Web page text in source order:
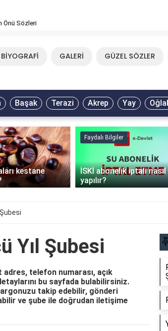
Önü Sözleri
BİYOGRAFİ GALERİ GÜZEL SÖZLER
Başak Terazi Akrep Yay
kestane
Faydalı Bilgiler
İSKİ abonelik iptali nasıl
yapılır?
Yıl Şubesi
telefon numarası, açık
bu sayfada bulabilirsiniz.
takip edebilir, gönderi
ve şube ile doğrudan iletişime